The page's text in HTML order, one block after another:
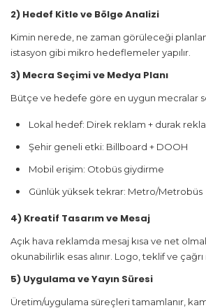
2) Hedef Kitle ve Bölge Analizi
Kimin nerede, ne zaman görüleceği
istasyon gibi mikro hedeflemeler yapılır.
3) Mecra Seçimi ve Medya Planı
Bütçe ve hedefe göre en uygun mecralar
Lokal hedef: Direk reklam + durak
Şehir geneli etki: Billboard + DOOH
Mobil erişim: Otobüs giydirme
Günlük yüksek tekrar: Metro/Metrobüs
4) Kreatif Tasarım ve Mesaj
Açık hava reklamda mesaj kısa ve net
okunabilirlik esas alınır. Logo, teklif ve çağrı
5) Uygulama ve Yayın Süresi
Üretim/uygulama süreçleri tamamlanır,